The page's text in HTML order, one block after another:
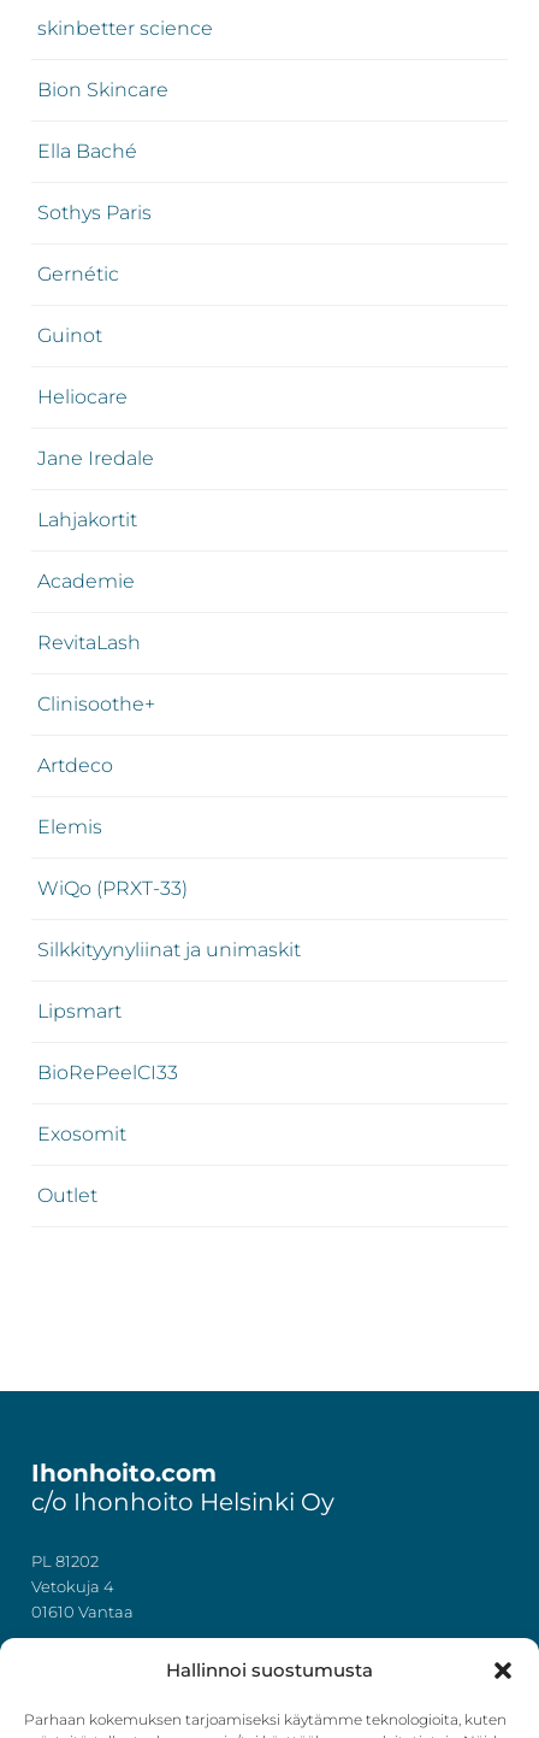
Hallinnoi suostumusta
Parhaan kokemuksen tarjoamiseksi käytämme teknologioita, kuten
skinbetter science
Bion Skincare
Ella Baché
Sothys Paris
Gernétic
Guinot
Heliocare
Jane Iredale
Lahjakortit
Academie
RevitaLash
Clinisoothe+
Artdeco
Elemis
WiQo (PRXT-33)
Silkkityynyliinat ja unimaskit
Lipsmart
BioRePeelCI33
Exosomit
Outlet
Ihonhoito.com
c/o Ihonhoito Helsinki Oy
PL 81202
Vetokuja 4
01610 Vantaa
info@ihonhoito.com